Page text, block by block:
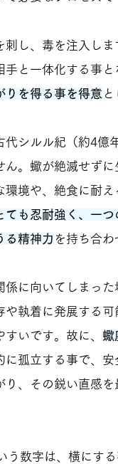
し、毒を注入し
手と一体化する事
りを得る事を得意
シルル紀（約4億
ん。蠍が絶滅せず
境や、絶食に耐
ても忍耐強く、一
る精神力 を持ち合
に向いてしまっ
執着に発展する
いです。故に、 蠍
に孤立する事で、
、その鋭い直感
う数字は、横にす